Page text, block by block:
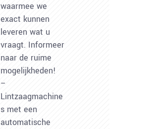
waarmee we
exact kunnen
leveren wat u
vraagt. Informeer
naar de ruime
mogelijkheden!
–
Lintzaagmachine
s met een
automatische